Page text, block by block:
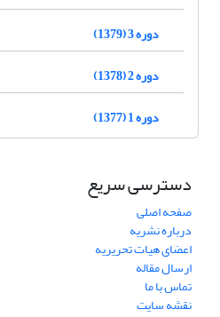
دوره 3 (1379)
دوره 2 (1378)
دوره 1 (1377)
دسترسی سریع
صفحه اصلی
درباره نشریه
اعضای هیات تحریریه
ارسال مقاله
تماس با ما
نقشه سایت